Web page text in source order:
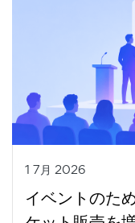
1 7月 2026
イベントのた